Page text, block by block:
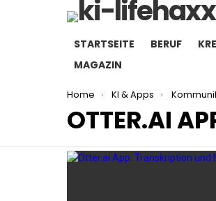
STARTSEITE BERUF
MAGAZIN
You are here:
Home KI & Apps
OTTER.AI
LATEST
STORIES